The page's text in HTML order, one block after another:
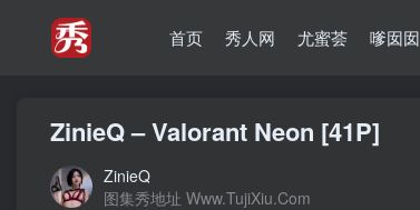
首页 秀人网 尤蜜荟 嗲囡囡
ZinieQ – Valorant Neon [41P]
ZinieQ
图集秀地址 Www.TujiXiu.Com